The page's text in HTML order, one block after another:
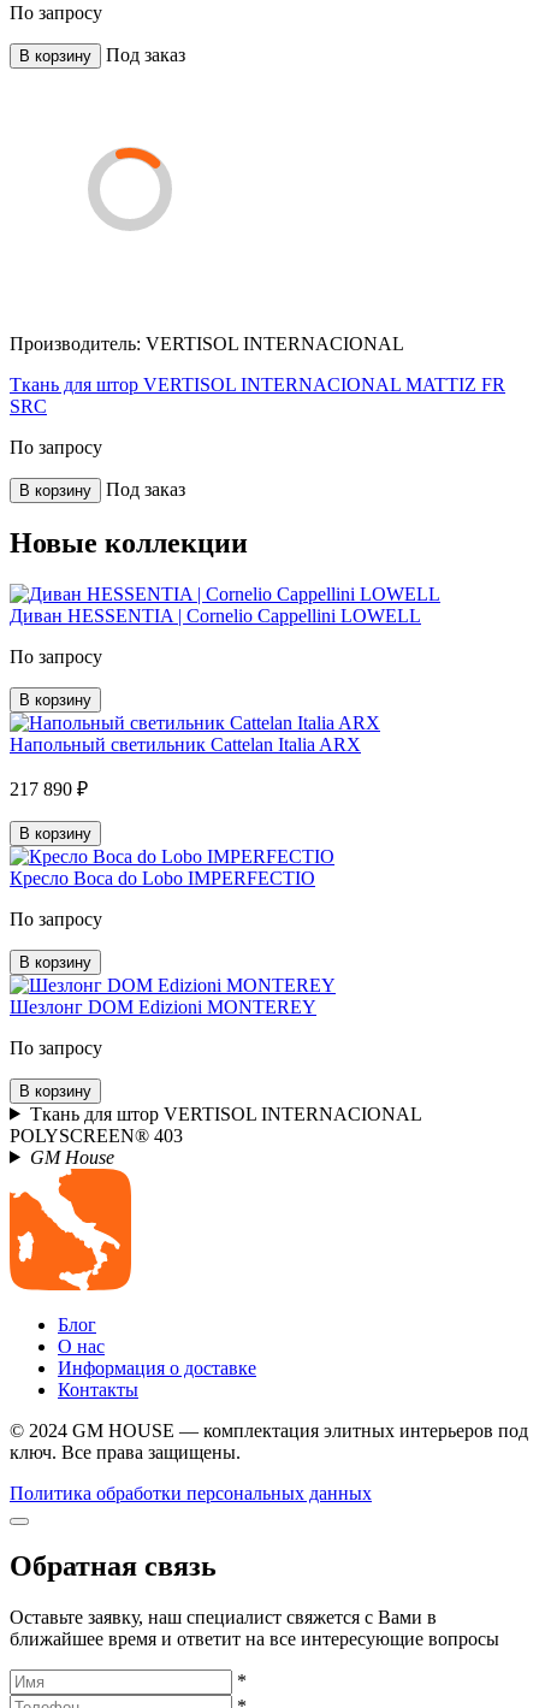
По запросу
В корзину Под заказ
Производитель: VERTISOL INTERNACIONAL
Ткань для штор VERTISOL INTERNACIONAL MATTIZ FR
SRC
По запросу
В корзину Под заказ
Новые коллекции
Диван HESSENTIA | Cornelio Cappellini LOWELL
По запросу
В корзину
Напольный светильник Cattelan Italia ARX
217 890 ₽
В корзину
Кресло Boca do Lobo IMPERFECTIO
По запросу
В корзину
Шезлонг DOM Edizioni MONTEREY
По запросу
В корзину
Ткань для штор VERTISOL INTERNACIONAL
POLYSCREEN® 403
GM House
Блог
О нас
Информация о доставке
Контакты
© 2024 GM HOUSE — комплектация элитных интерьеров под
ключ. Все права защищены.
Политика обработки персональных данных
Обратная связь
Оставьте заявку, наш специалист свяжется с Вами в
ближайшее время и ответит на все интересующие вопросы
*